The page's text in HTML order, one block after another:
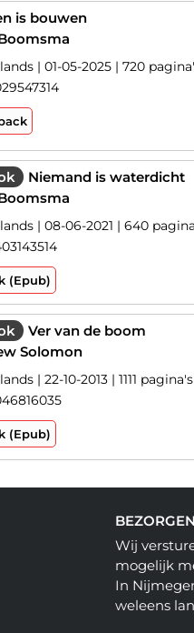
is bouwen
| 01-05-2025 | 720
Niemand is waterdicht
| 08-06-2021 | 640
(Epub)
Ver van de boom
Solomon
| 22-10-2013 | 1111 pagina's
(Epub)
BEZORGEN
Wij
mogelijk
In
weleens